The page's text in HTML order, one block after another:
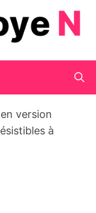
version
à